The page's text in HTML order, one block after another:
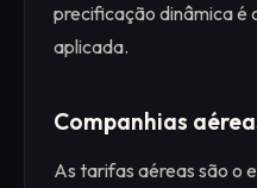
precificação dinâmica é
aplicada.
Companhias
As tarifas aéreas são o